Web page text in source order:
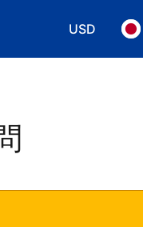
USD
表示通貨を